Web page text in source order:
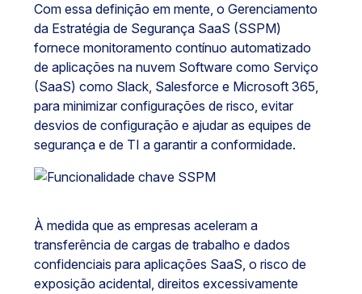
Com essa definição em mente, o Gerenciamento
da Estratégia de Segurança SaaS (SSPM)
fornece monitoramento contínuo automatizado
de aplicações na nuvem Software como Serviço
(SaaS) como Slack, Salesforce e Microsoft 365,
para minimizar configurações de risco, evitar
desvios de configuração e ajudar as equipes de
segurança e de TI a garantir a conformidade.
À medida que as empresas aceleram a
transferência de cargas de trabalho e dados
confidenciais para aplicações SaaS, o risco de
exposição acidental, direitos excessivamente